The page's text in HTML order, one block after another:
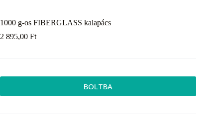
1000 g-os FIBERGLASS kalapács
2 895,00 Ft
BOLTBA